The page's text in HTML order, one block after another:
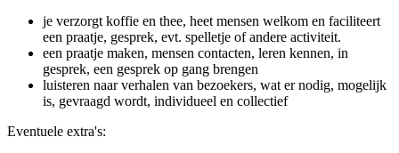
je verzorgt koffie en thee, heet mensen welkom en faciliteert
een praatje, gesprek, evt. spelletje of andere activiteit.
een praatje maken, mensen contacten, leren kennen, in
gesprek, een gesprek op gang brengen
luisteren naar verhalen van bezoekers, wat er nodig, mogelijk
is, gevraagd wordt, individueel en collectief
Eventuele extra's: